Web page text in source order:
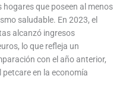
hogares que poseen al menos
saludable. En 2023, el
alcanzó ingresos
lo que refleja un
con el año anterior,
en la economía